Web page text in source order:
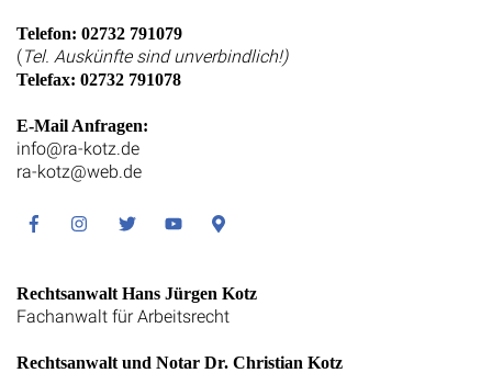
Telefon: 02732 791079
(Tel. Auskünfte sind unverbindlich!)
Telefax: 02732 791078
E-Mail Anfragen:
info@ra-kotz.de
ra-kotz@web.de
FacebookInstagramTwitter YoutubeGoogle
Rechtsanwalt Hans Jürgen Kotz
Fachanwalt für Arbeitsrecht
Rechtsanwalt und Notar Dr. Christian Kotz